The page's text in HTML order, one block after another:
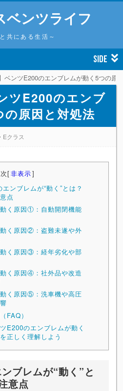
ベンツライフ
共にある生活～
SIDE
ベンツE200のエンブレムが動く5つの原
ツE200のエンブ
の原因と対処法
Eクラス
[非表示]
ンブレムが“動く”とは？
点
く原因①：自動開閉機能
く原因②：盗難未遂や外
く原因③：経年劣化や部
く原因④：社外品や改造
く原因⑤：洗車機や高圧
FAQ）
E200のエンブレムが動く
正しく理解しよう
ブレムが“動く”と
意点